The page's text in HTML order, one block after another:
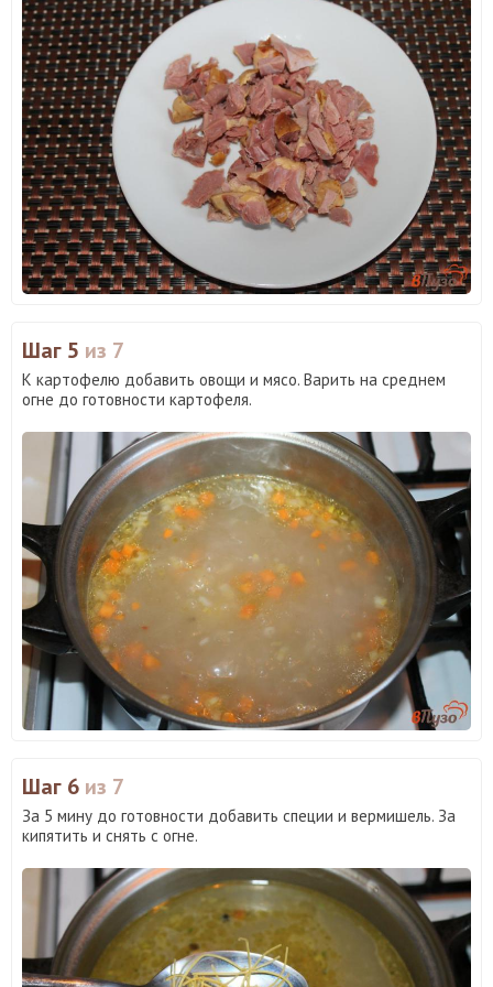
Шаг 5 из 7
К картофелю добавить овощи и мясо. Варить на среднем
огне до готовности картофеля.
Шаг 6 из 7
За 5 мину до готовности добавить специи и вермишель. За
кипятить и снять с огне.